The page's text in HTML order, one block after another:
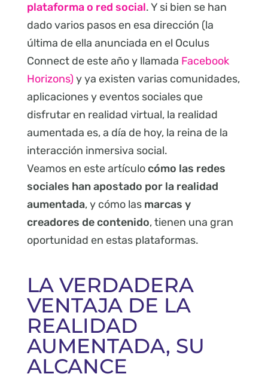
plataforma o red social. Y si bien se han
dado varios pasos en esa dirección (la
última de ella anunciada en el Oculus
Connect de este año y llamada Facebook
Horizons) y ya existen varias comunidades,
aplicaciones y eventos sociales que
disfrutar en realidad virtual, la realidad
aumentada es, a día de hoy, la reina de la
interacción inmersiva social.
Veamos en este artículocómo las redes
sociales han apostado por la realidad
aumentada, y cómo lasmarcas y
creadores de contenido, tienen una gran
oportunidad en estas plataformas.
LA VERDADERA
VENTAJA DE LA
REALIDAD
AUMENTADA, SU
ALCANCE